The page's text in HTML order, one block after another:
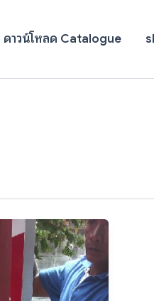
ดาวน์โหลด Catalogue